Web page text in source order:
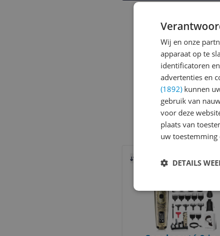
Vergelijken
Wij en onze
apparaat op te
identificatoren
advertenties en
(1892) kunnen
gebruik van
voor deze
plaats van
uw
DETAILS